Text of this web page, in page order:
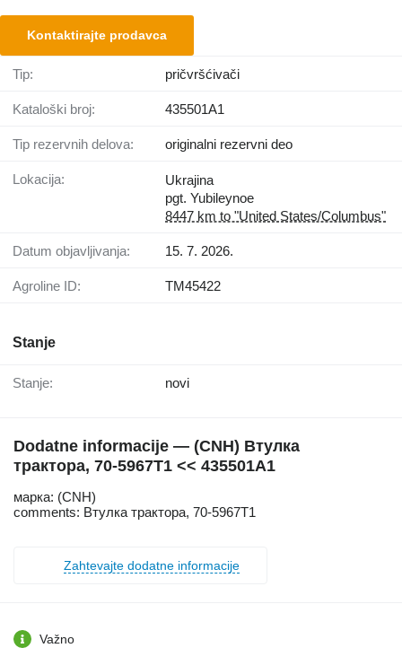
Kontaktirajte prodavca
Tip: pričvršćivači
Kataloški broj: 435501A1
Tip rezervnih delova: originalni rezervni deo
Lokacija:
Ukrajina
pgt. Yubileynoe
8447 km to "United States/Columbus"
Datum objavljivanja: 15. 7. 2026.
Agroline ID: TM45422
Stanje
Stanje: novi
Dodatne informacije — (CNH) Втулка
трактора, 70-5967T1 << 435501A1
марка: (CNH)
comments: Втулка трактора, 70-5967T1
Zahtevajte dodatne informacije
Važno